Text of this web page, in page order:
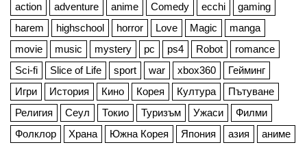
action adventure anime Comedy ecchi
gaming
harem
highschool horror Love Magic
manga
movie
music mystery pc ps4 Robot
romance
Sci-fi
Slice of Life sport war xbox360
Гейминг
Игри
История Кино Корея Култура
Пътуване
Религия
Сеул Токио Туризъм Ужаси
Филми
Фолклор
Храна Южна Корея Япония азия аниме